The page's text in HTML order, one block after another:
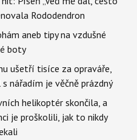
Rododendron
aneb tipy na vzdušné
boty
ušetří tisíce za opraváře,
nářadím je věčně prázdný
helikoptér skončila, a
je proškolili, jak to nikdy